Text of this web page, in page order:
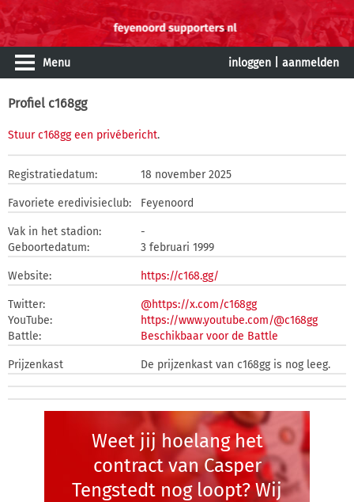
Menu inloggen aanmelden
Profiel c168gg
Stuur c168gg een privébericht.
Registratiedatum: 18 november 2025
Favoriete eredivisieclub: Feyenoord
Vak in het stadion:
-
Geboortedatum:
3 februari 1999
Website: https://c168.gg/
Twitter:
@https://x.com/c168gg
YouTube:
https://www.youtube.com/@c168gg
Battle:
Beschikbaar voor de Battle
Prijzenkast De prijzenkast van c168gg is nog leeg.
Weet jij hoelang het
contract van Casper
Tengstedt nog loopt? Wij